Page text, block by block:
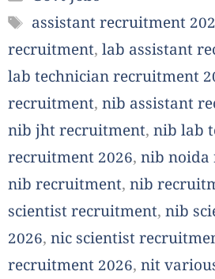
Tags
assistant recruitment
recruitment, lab assistant
lab technician recruitment
recruitment, nib assistant
nib jht recruitment, nib lab
recruitment 2026, nib noida
nib recruitment, nib
scientist recruitment, nib
2026, nic scientist
recruitment 2026, nit